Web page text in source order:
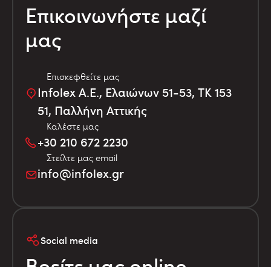
Επικοινωνήστε μαζί
μας
Επισκεφθείτε μας
Infolex Α.Ε., Ελαιώνων 51-53, TK 153
51, Παλλήνη Αττικής
Καλέστε μας
+30 210 672 2230
Στείλτε μας email
info@infolex.gr
Social media